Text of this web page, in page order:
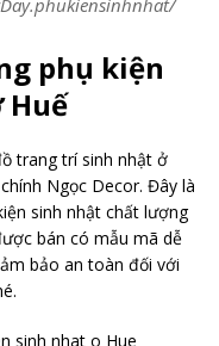
phụ kiện
trang trí sinh nhật ở
Ngọc Decor. Đây là
sinh nhật chất lượng
bán có mẫu mã dễ
bảo an toàn đối với